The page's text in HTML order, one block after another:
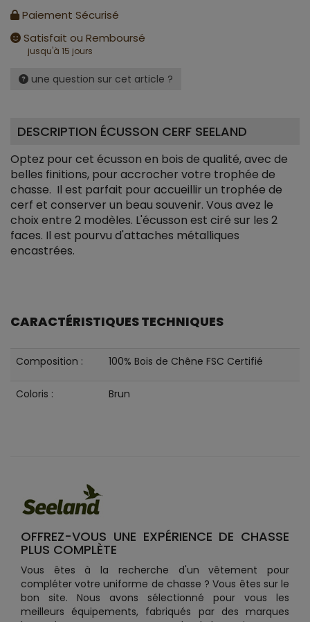
Paiement Sécurisé
Satisfait ou Remboursé
jusqu'à 15 jours
une question sur cet article ?
DESCRIPTION ÉCUSSON CERF SEELAND
Optez pour cet écusson en bois de qualité, avec de
belles finitions, pour accrocher votre trophée de
chasse. Il est parfait pour accueillir un trophée de
cerf et conserver un beau souvenir. Vous avez le
choix entre 2 modèles. L'écusson est ciré sur les 2
faces. Il est pourvu d'attaches métalliques
encastrées.
CARACTÉRISTIQUES TECHNIQUES
Composition : 100% Bois de Chêne FSC Certifié
Coloris : Brun
OFFREZ-VOUS UNE EXPÉRIENCE DE CHASSE
PLUS COMPLÈTE
Vous êtes à la recherche d'un vêtement pour
compléter votre uniforme de chasse ? Vous êtes sur le
bon site. Nous avons sélectionné pour vous les
meilleurs équipements, fabriqués par des marques